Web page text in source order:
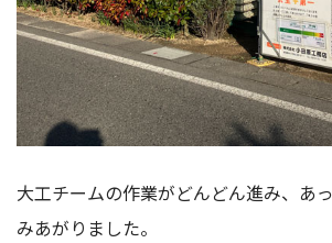
大工チームの作業がどんどん進み、あ
みあがりました。